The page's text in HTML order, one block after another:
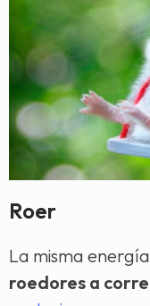
Roer
La misma
roedores a